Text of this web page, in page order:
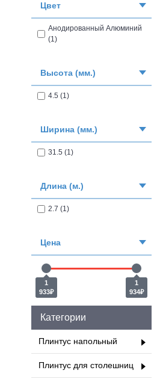
Цвет
Анодированный Алюминий
(1)
Высота (мм.)
4.5 (1)
Ширина (мм.)
31.5 (1)
Длина (м.)
2.7 (1)
Цена
1
933₽
1
934₽
Категории
Плинтус напольный
Плинтус для столешниц